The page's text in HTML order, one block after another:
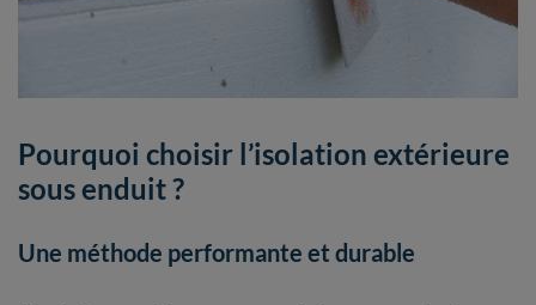
​Pourquoi choisir l’isolation extérieure
sous enduit ?
Une méthode performante et durable